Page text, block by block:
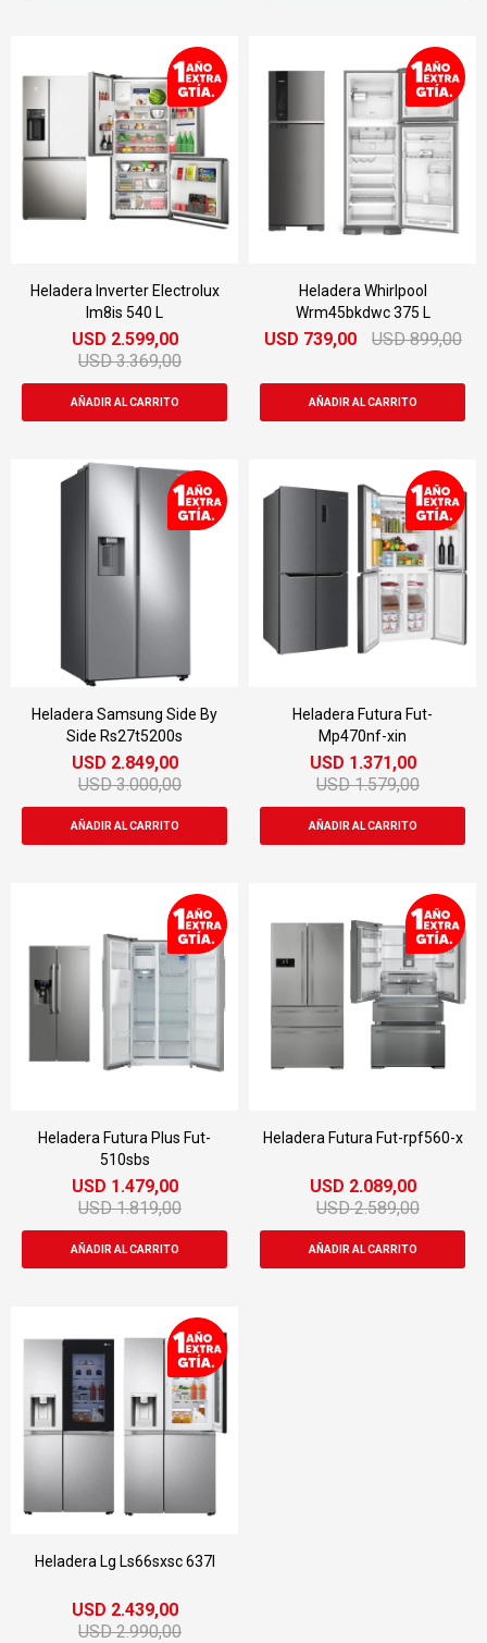
Heladera Inverter Electrolux
Im8is 540 L
USD 2.599,00
USD 3.369,00
Heladera Whirlpool
Wrm45bkdwc 375 L
USD 739,00 USD 899,00
Heladera Samsung Side By
Side Rs27t5200s
USD 2.849,00
USD 3.000,00
Heladera Futura Fut-
Mp470nf-xin
USD 1.371,00
USD 1.579,00
Heladera Futura Plus Fut-
510sbs
USD 1.479,00
USD 1.819,00
Heladera Futura Fut-rpf560-x
USD 2.089,00
USD 2.589,00
Heladera Lg Ls66sxsc 637l
USD 2.439,00
USD 2.990,00